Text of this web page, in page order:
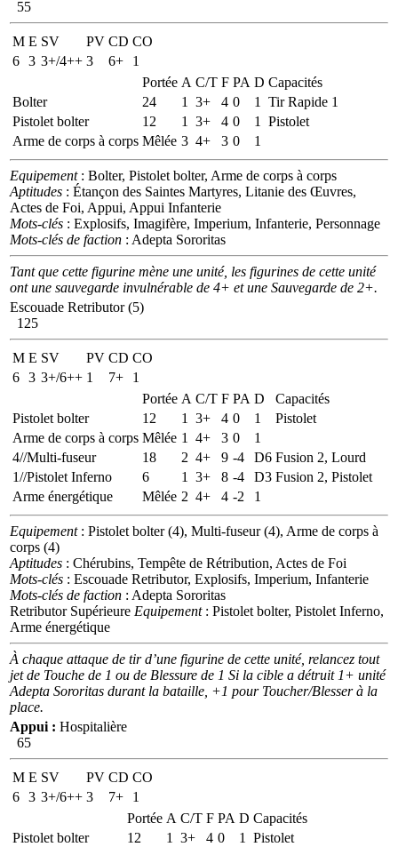
55
M E SV PV CD CO
6 3 3+/4++ 3 6+
1
Portée A C/T F PA D Capacités
Bolter
24 1 3+ 4 0 1
Tir Rapide 1
Pistolet bolter
12 1 3+ 4 0 1
Pistolet
Arme de corps à corps Mêlée 3 4+ 3 0 1
Equipement: Bolter, Pistolet bolter, Arme de corps à corps
Aptitudes : Étançon des Saintes Martyres, Litanie des Œuvres,
Actes de Foi, Appui, Appui Infanterie
Mots-clés : Explosifs, Imagifère, Imperium, Infanterie, Personnage
Mots-clés de faction : Adepta Sororitas
Tant que cette figurine mène une unité, les figurines de cette unité
ont une sauvegarde invulnérable de 4+ et une Sauvegarde de 2+.
Escouade Retributor (5)
125
M E SV PV CD CO
6 3 3+/6++ 1 7+
1
Portée A C/T F PA D
Capacités
Pistolet bolter
12 1 3+ 4 0 1
Pistolet
Arme de corps à corps Mêlée 1 4+ 3 0
1
4//Multi-fuseur
18 2 4+ 9 -4 D6 Fusion 2, Lourd
1//Pistolet Inferno
6 1 3+ 8 -4 D3 Fusion 2, Pistolet
Arme énergétique
Mêlée 2 4+ 4 -2 1
Equipement: Pistolet bolter (4), Multi-fuseur (4), Arme de corps à
corps (4)
Aptitudes : Chérubins, Tempête de Rétribution, Actes de Foi
Mots-clés : Escouade Retributor, Explosifs, Imperium, Infanterie
Mots-clés de faction : Adepta Sororitas
Retributor Supérieure Equipement: Pistolet bolter, Pistolet Inferno,
Arme énergétique
À chaque attaque de tir d’une figurine de cette unité, relancez tout
jet de Touche de 1 ou de Blessure de 1 Si la cible a détruit 1+ unité
Adepta Sororitas durant la bataille, +1 pour Toucher/Blesser à la
place.
Appui : Hospitalière
65
M E SV PV CD CO
6 3 3+/6++ 3 7+
1
Portée A C/T F PA D Capacités
Pistolet bolter
12 1 3+ 4 0 1
Pistolet